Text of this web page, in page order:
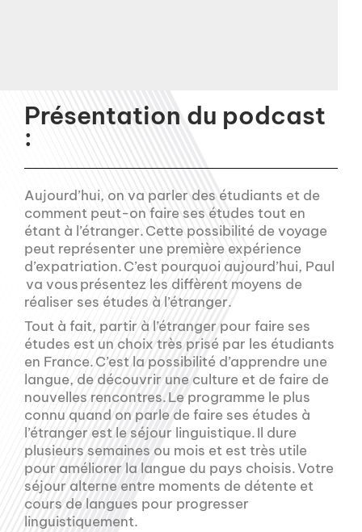
Présentation du podcast
:
Aujourd’hui, on va parler des étudiants et de
comment peut-on faire ses études tout en
étant à l’étranger. Cette possibilité de voyage
peut représenter une première expérience
d’expatriation. C’est pourquoi aujourd’hui, Paul
va vous présentez les diffèrent moyens de
réaliser ses études à l’étranger.
Tout à fait, partir à l’étranger pour faire ses
études est un choix très prisé par les étudiants
en France. C’est la possibilité d’apprendre une
langue, de découvrir une culture et de faire de
nouvelles rencontres. Le programme le plus
connu quand on parle de faire ses études à
l’étranger est le séjour linguistique. Il dure
plusieurs semaines ou mois et est très utile
pour améliorer la langue du pays choisis. Votre
séjour alterne entre moments de détente et
cours de langues pour progresser
linguistiquement.